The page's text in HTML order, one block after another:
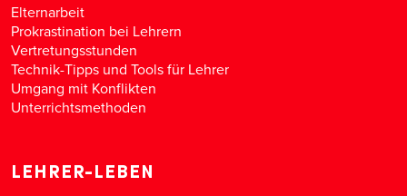
Elternarbeit
Prokrastination bei Lehrern
Vertretungsstunden
Technik-Tipps und Tools für Lehrer
Umgang mit Konflikten
Unterrichtsmethoden
LEHRER-LEBEN